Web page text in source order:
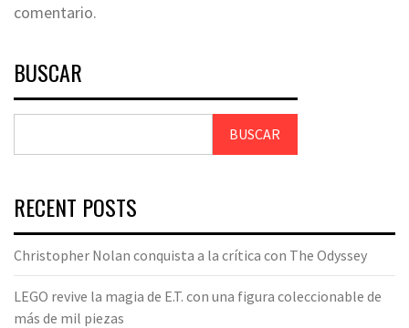
comentario.
BUSCAR
BUSCAR
RECENT POSTS
Christopher Nolan conquista a la crítica con The Odyssey
LEGO revive la magia de E.T. con una figura coleccionable de
más de mil piezas